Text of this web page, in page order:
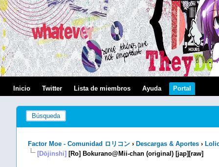
Inicio Twitter Lista de miembros Ayuda Portal
Búsqueda
Factor Moe - Comunidad ロリコン › Descargas & Aportes ›
[Dōjinshi] [Ro] Bokurano@Mii-chan (original) [jap][raw]